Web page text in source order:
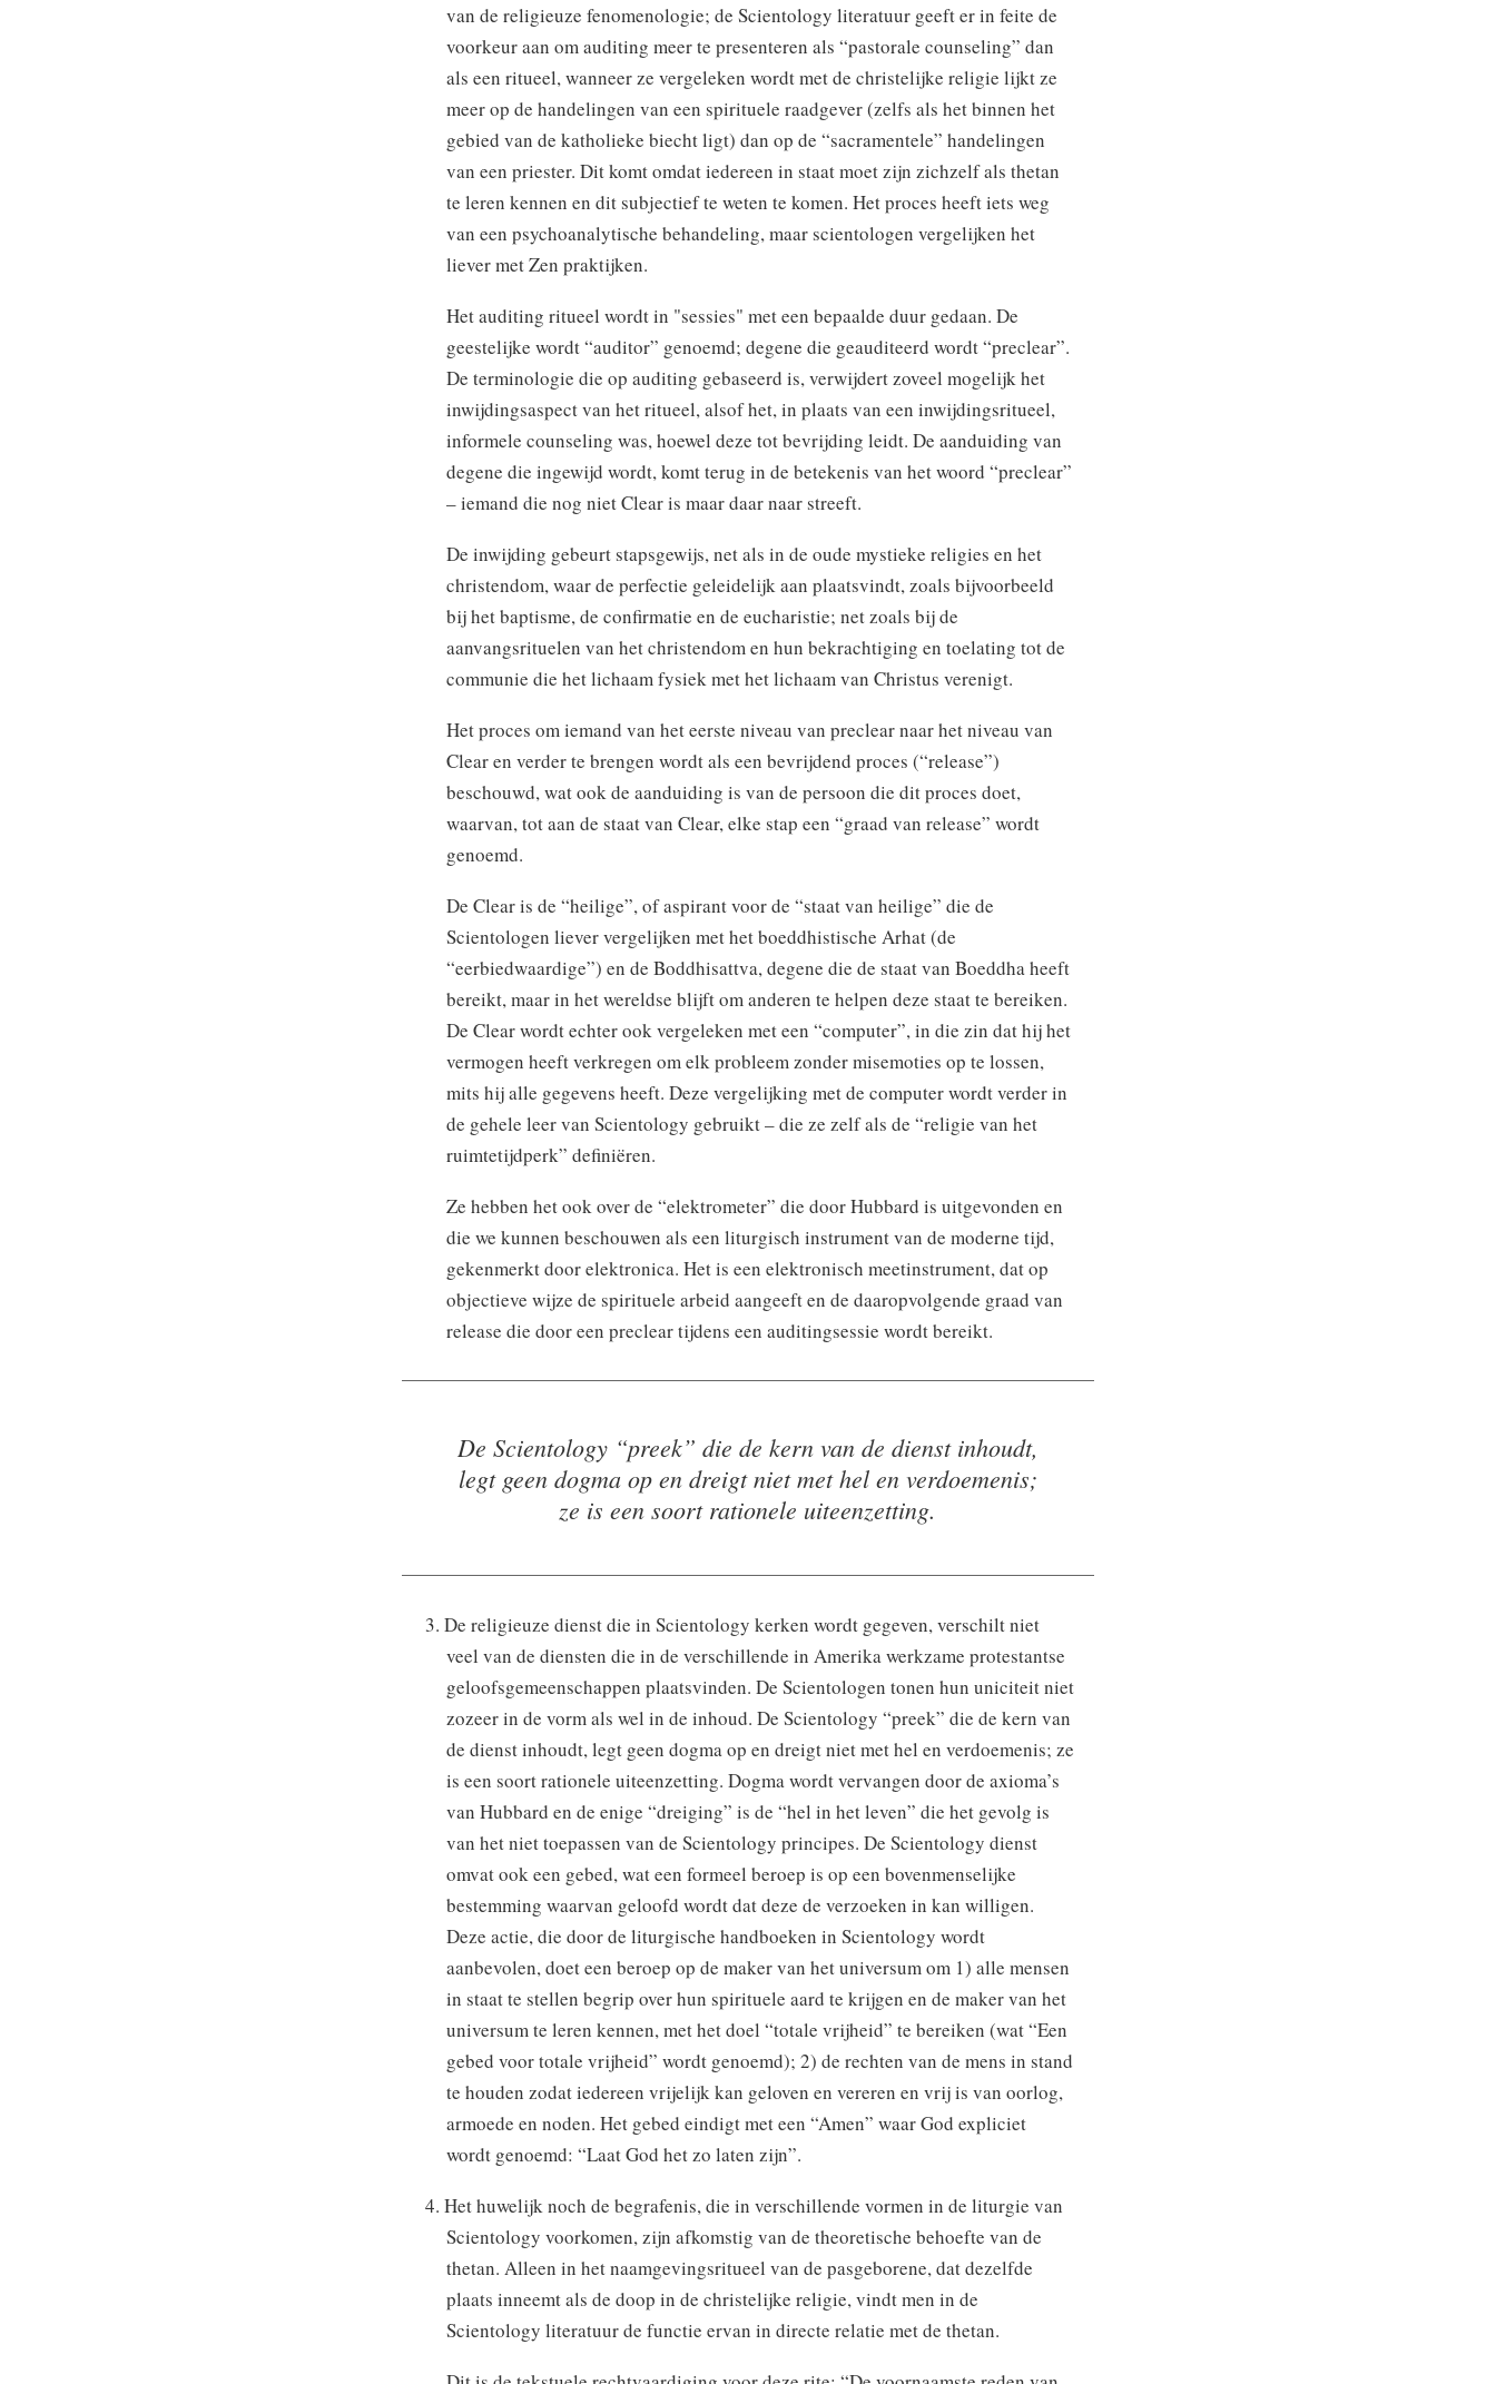
van de religieuze fenomenologie; de Scientology literatuur geeft er in feite de
voorkeur aan om auditing meer te presenteren als “pastorale counseling” dan
als een ritueel, wanneer ze vergeleken wordt met de christelijke religie lijkt ze
meer op de handelingen van een spirituele raadgever (zelfs als het binnen het
gebied van de katholieke biecht ligt) dan op de “sacramentele” handelingen
van een priester. Dit komt omdat iedereen in staat moet zijn zichzelf als thetan
te leren kennen en dit subjectief te weten te komen. Het proces heeft iets weg
van een psychoanalytische behandeling, maar scientologen vergelijken het
liever met Zen praktijken.
Het auditing ritueel wordt in "sessies" met een bepaalde duur gedaan. De
geestelijke wordt “auditor” genoemd; degene die geauditeerd wordt “preclear”.
De terminologie die op auditing gebaseerd is, verwijdert zoveel mogelijk het
inwijdingsaspect van het ritueel, alsof het, in plaats van een inwijdingsritueel,
informele counseling was, hoewel deze tot bevrijding leidt. De aanduiding van
degene die ingewijd wordt, komt terug in de betekenis van het woord “preclear”
– iemand die nog niet Clear is maar daar naar streeft.
De inwijding gebeurt stapsgewijs, net als in de oude mystieke religies en het
christendom, waar de perfectie geleidelijk aan plaatsvindt, zoals bijvoorbeeld
bij het baptisme, de confirmatie en de eucharistie; net zoals bij de
aanvangsrituelen van het christendom en hun bekrachtiging en toelating tot de
communie die het lichaam fysiek met het lichaam van Christus verenigt.
Het proces om iemand van het eerste niveau van preclear naar het niveau van
Clear en verder te brengen wordt als een bevrijdend proces (“release”)
beschouwd, wat ook de aanduiding is van de persoon die dit proces doet,
waarvan, tot aan de staat van Clear, elke stap een “graad van release” wordt
genoemd.
De Clear is de “heilige”, of aspirant voor de “staat van heilige” die de
Scientologen liever vergelijken met het boeddhistische Arhat (de
“eerbiedwaardige”) en de Boddhisattva, degene die de staat van Boeddha heeft
bereikt, maar in het wereldse blijft om anderen te helpen deze staat te bereiken.
De Clear wordt echter ook vergeleken met een “computer”, in die zin dat hij het
vermogen heeft verkregen om elk probleem zonder misemoties op te lossen,
mits hij alle gegevens heeft. Deze vergelijking met de computer wordt verder in
de gehele leer van Scientology gebruikt – die ze zelf als de “religie van het
ruimtetijdperk” definiëren.
Ze hebben het ook over de “elektrometer” die door Hubbard is uitgevonden en
die we kunnen beschouwen als een liturgisch instrument van de moderne tijd,
gekenmerkt door elektronica. Het is een elektronisch meetinstrument, dat op
objectieve wijze de spirituele arbeid aangeeft en de daaropvolgende graad van
release die door een preclear tijdens een auditingsessie wordt bereikt.
De Scientology “preek” die de kern van de dienst inhoudt,
legt geen dogma op en dreigt niet met hel en verdoemenis;
ze is een soort rationele uiteenzetting.
3. De religieuze dienst die in Scientology kerken wordt gegeven, verschilt niet
veel van de diensten die in de verschillende in Amerika werkzame protestantse
geloofsgemeenschappen plaatsvinden. De Scientologen tonen hun uniciteit niet
zozeer in de vorm als wel in de inhoud. De Scientology “preek” die de kern van
de dienst inhoudt, legt geen dogma op en dreigt niet met hel en verdoemenis; ze
is een soort rationele uiteenzetting. Dogma wordt vervangen door de axioma’s
van Hubbard en de enige “dreiging” is de “hel in het leven” die het gevolg is
van het niet toepassen van de Scientology principes. De Scientology dienst
omvat ook een gebed, wat een formeel beroep is op een bovenmenselijke
bestemming waarvan geloofd wordt dat deze de verzoeken in kan willigen.
Deze actie, die door de liturgische handboeken in Scientology wordt
aanbevolen, doet een beroep op de maker van het universum om 1) alle mensen
in staat te stellen begrip over hun spirituele aard te krijgen en de maker van het
universum te leren kennen, met het doel “totale vrijheid” te bereiken (wat “Een
gebed voor totale vrijheid” wordt genoemd); 2) de rechten van de mens in stand
te houden zodat iedereen vrijelijk kan geloven en vereren en vrij is van oorlog,
armoede en noden. Het gebed eindigt met een “Amen” waar God expliciet
wordt genoemd: “Laat God het zo laten zijn”.
4. Het huwelijk noch de begrafenis, die in verschillende vormen in de liturgie van
Scientology voorkomen, zijn afkomstig van de theoretische behoefte van de
thetan. Alleen in het naamgevingsritueel van de pasgeborene, dat dezelfde
plaats inneemt als de doop in de christelijke religie, vindt men in de
Scientology literatuur de functie ervan in directe relatie met de thetan.